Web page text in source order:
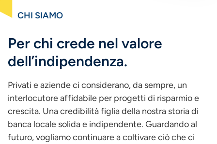
CHI SIAMO
Per chi crede nel valore
dell’indipendenza.
Privati e aziende ci considerano, da sempre, un
interlocutore affidabile per progetti di risparmio e
crescita. Una credibilità figlia della nostra storia di
banca locale solida e indipendente. Guardando al
futuro, vogliamo continuare a coltivare ciò che ci